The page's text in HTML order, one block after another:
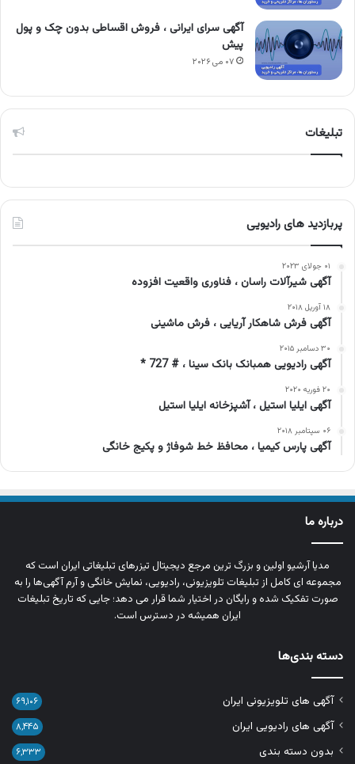
آگهی سرای ایرانی ، فروش اقساطی بدون چک و پول
پیش
۰۷ می ۲۰۲۶
تبلیغات
پربازدید های رادیویی
۰۱ جولای ۲۰۲۳
آگهی شیرآلات راسان ، فناوری واقعیت افزوده
۱۸ آوریل ۲۰۱۸
آگهی فرش شاهکار آریایی ، فرش ماشینی
۳۰ دسامبر ۲۰۱۵
آگهی رادیویی همبانک بانک سینا ، # 727 *
۲۰ فوریه ۲۰۲۰
آگهی ایلیا استیل ، آشپزخانه ایلیا استیل
۰۶ سپتامبر ۲۰۱۸
آگهی پارس کیمیا ، محافظ خط شوفاژ و پکیج خانگی
درباره ما
مدیا آرشیو اولین و بزرگ‌ ترین مرجع دیجیتال تیزرهای تبلیغاتی ایران است که
مجموعه‌ ای کامل از تبلیغات تلویزیونی، رادیویی، نمایش خانگی و آرم‌ آگهی‌ها را به‌
صورت تفکیک‌ شده و رایگان در اختیار شما قرار می‌ دهد؛ جایی که تاریخ تبلیغات
ایران همیشه در دسترس است.
دسته بندی‌ها
آگهی های تلویزیونی ایران ۶۹,۱۰۶
آگهی های رادیویی ایران ۸,۴۴۵
بدون دسته بندی ۶,۳۳۳